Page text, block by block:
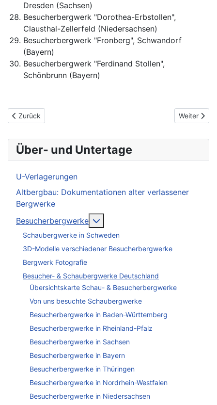
Dresden (Sachsen)
Besucherbergwerk "Dorothea-Erbstollen",
Clausthal-Zellerfeld (Niedersachsen)
Besucherbergwerk "Fronberg", Schwandorf
(Bayern)
Besucherbergwerk "Ferdinand Stollen",
Schönbrunn (Bayern)
Vorheriger Beitrag: Besucherbergwerke in Baden-Württemberg
Zurück Nächster
Weiter
Über- und Untertage
U-Verlagerungen
Altbergbau: Dokumentationen alter verlassener
Bergwerke
Besucherbergwerke
Schaubergwerke in Schweden
3D-Modelle verschiedener Besucherbergwerke
Bergwerk Fotografie
Besucher- & Schaubergwerke Deutschland
Übersichtskarte Schau- & Besucherbergwerke
Von uns besuchte Schaubergwerke
Besucherbergwerke in Baden-Württemberg
Besucherbergwerke in Rheinland-Pfalz
Besucherbergwerke in Sachsen
Besucherbergwerke in Bayern
Besucherbergwerke in Thüringen
Besucherbergwerke in Nordrhein-Westfalen
Besucherbergwerke in Niedersachsen